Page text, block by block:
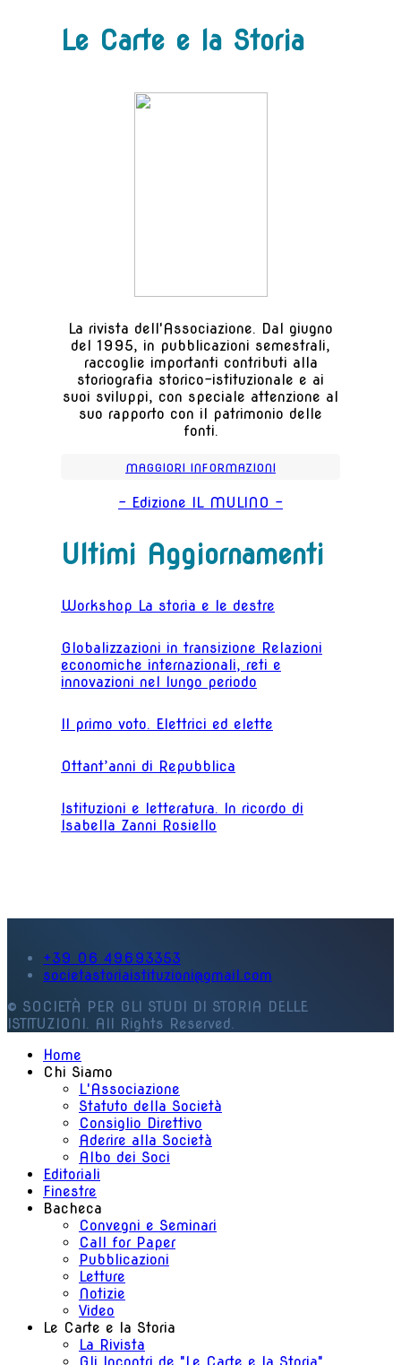
Le Carte e la Storia
La rivista dell'Associazione. Dal giugno
del 1995, in pubblicazioni semestrali,
raccoglie importanti contributi alla
storiografia storico-istituzionale e ai
suoi sviluppi, con speciale attenzione al
suo rapporto con il patrimonio delle
fonti.
MAGGIORI INFORMAZIONI
- Edizione IL MULINO -
Ultimi Aggiornamenti
Workshop La storia e le destre
Globalizzazioni in transizione Relazioni
economiche internazionali, reti e
innovazioni nel lungo periodo
Il primo voto. Elettrici ed elette
Ottant’anni di Repubblica
Istituzioni e letteratura. In ricordo di
Isabella Zanni Rosiello
+39 06 49693353
societastoriaistituzioni@gmail.com
© SOCIETÀ PER GLI STUDI DI STORIA DELLE
ISTITUZIONI. All Rights Reserved.
Home
Chi Siamo
L'Associazione
Statuto della Società
Consiglio Direttivo
Aderire alla Società
Albo dei Soci
Editoriali
Finestre
Bacheca
Convegni e Seminari
Call for Paper
Pubblicazioni
Letture
Notizie
Video
Le Carte e la Storia
La Rivista